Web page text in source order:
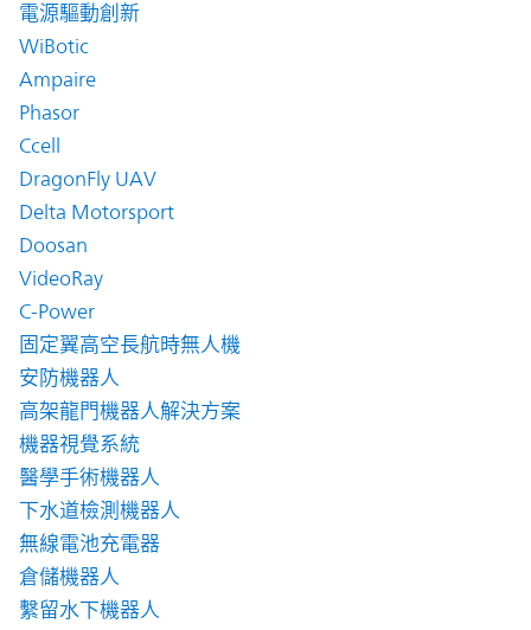
電源驅動創新
WiBotic
Ampaire
Phasor
Ccell
DragonFly UAV
Delta Motorsport
Doosan
VideoRay
C-Power
固定翼高空長航時無人機
安防機器人
高架龍門機器人解決方案
機器視覺系統
醫學手術機器人
下水道檢測機器人
無線電池充電器
倉儲機器人
繫留水下機器人